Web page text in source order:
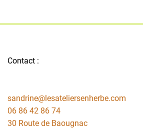
Contact :
sandrine@lesateliersenherbe.com
06 86 42 86 74
30 Route de Baougnac